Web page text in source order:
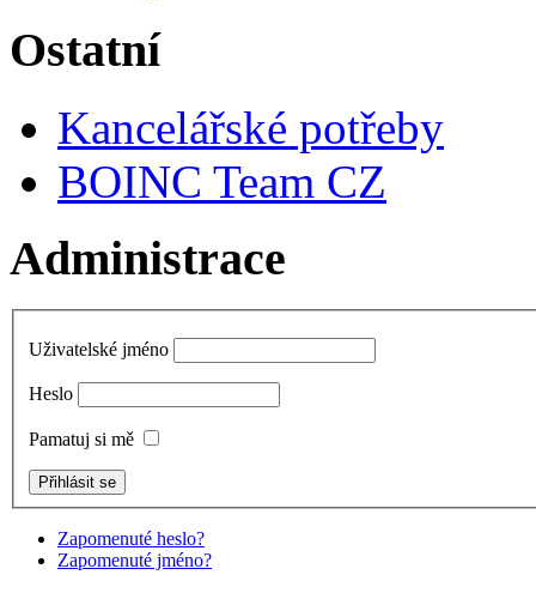
Ostatní
Kancelářské potřeby
BOINC Team CZ
Administrace
Uživatelské jméno
Heslo
Pamatuj si mě
Zapomenuté heslo?
Zapomenuté jméno?